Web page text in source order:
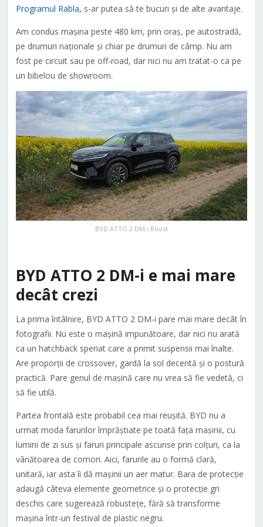
Programul Rabla, s-ar putea să te bucuri și de alte avantaje.
Am condus mașina peste 480 km, prin oraș, pe autostradă,
pe drumuri naționale și chiar pe drumuri de câmp. Nu am
fost pe circuit sau pe off-road, dar nici nu am tratat-o ca pe
un bibelou de showroom.
BYD ATTO 2 DM i Boost
BYD ATTO 2 DM-i e mai mare
decât crezi
La prima întâlnire, BYD ATTO 2 DM-i pare mai mare decât în
fotografii. Nu este o mașină impunătoare, dar nici nu arată
ca un hatchback speriat care a primit suspensii mai înalte.
Are proporții de crossover, gardă la sol decentă și o postură
practică. Pare genul de mașină care nu vrea să fie vedetă, ci
să fie utilă.
Partea frontală este probabil cea mai reușită. BYD nu a
urmat moda farurilor împrăștiate pe toată fața mașinii, cu
lumini de zi sus și faruri principale ascunse prin colțuri, ca la
vânătoarea de comori. Aici, farurile au o formă clară,
unitară, iar asta îi dă mașinii un aer matur. Bara de protecție
adaugă câteva elemente geometrice și o protecție gri
deschis care sugerează robustețe, fără să transforme
mașina într-un festival de plastic negru.